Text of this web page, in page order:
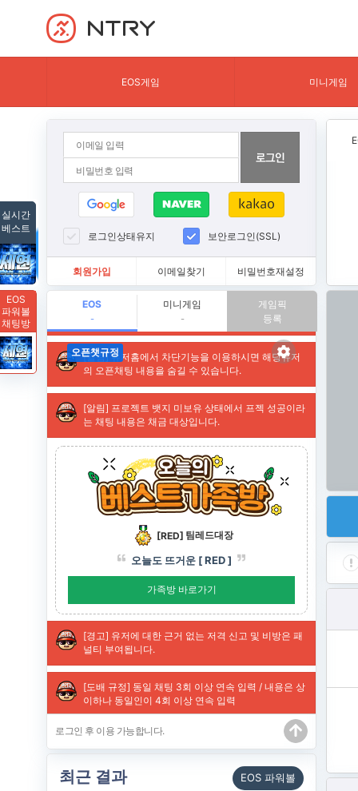
NTRY
EOS게임 미니게임
로그인상태유지 보안로그인(SSL)
회원가입 이메일찾기 비밀번호재설정
EOS
-
미니게임
-
게임픽
등록
최근 결과 EOS 파워볼
실시간
베스트
EOS
파워볼
채팅방